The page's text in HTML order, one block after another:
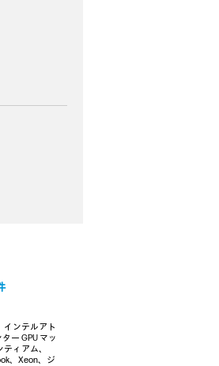
インテルアト
ー GPU マッ
ィアム、
、Xeon、ジ